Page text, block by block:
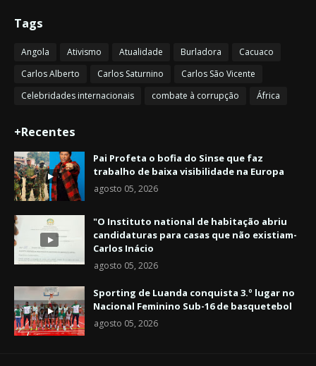
Tags
Angola Ativismo Atualidade Burladora
Cacuaco
Carlos Alberto
Carlos Saturnino
Carlos São Vicente
Celebridades internacionais
combate à corrupção África
+Recentes
Pai Profeta o bofia do Sinse que faz
trabalho de baixa visibilidade na Europa
agosto 05, 2026
"O Instituto national de habitação abriu
candidaturas para casas que não existiam-
Carlos Inácio
agosto 05, 2026
Sporting de Luanda conquista 3.º lugar no
Nacional Feminino Sub-16 de basquetebol
agosto 05, 2026